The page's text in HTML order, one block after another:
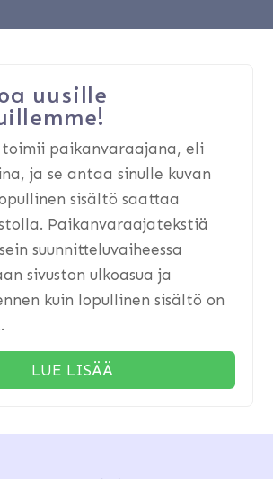
uusille
paikanvaraajana, eli
ja se antaa sinulle kuvan
sisältö saattaa
Paikanvaraajatekstiä
suunnitteluvaiheessa
sivuston ulkoasua ja
kuin lopullinen sisältö on
LUE LISÄÄ